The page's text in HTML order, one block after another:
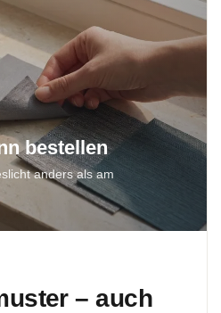
bestellen
anders als am
– auch